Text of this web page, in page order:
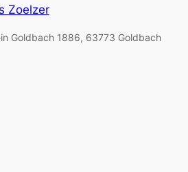
Zoelzer
Goldbach 1886, 63773 Goldbach